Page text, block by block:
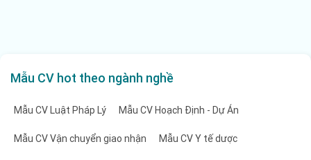
về các dự án mà ứng viên đã tham gia, bao gồm tên
Mẫu CV hot theo ngành nghề
Mẫu CV Luật Pháp Lý Mẫu CV Hoạch Định - Dự Án
Mẫu CV Vận chuyển giao nhận Mẫu CV Y tế dược